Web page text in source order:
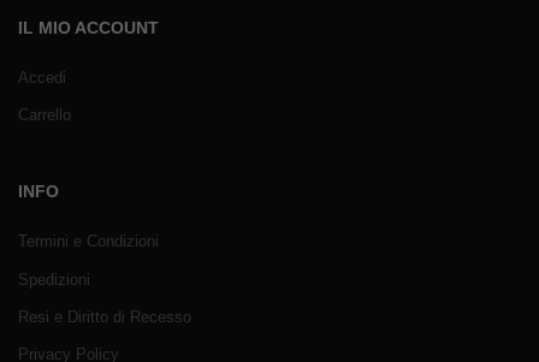
IL MIO ACCOUNT
Accedi
Carrello
INFO
Termini e Condizioni
Spedizioni
Resi e Diritto di Recesso
Privacy Policy